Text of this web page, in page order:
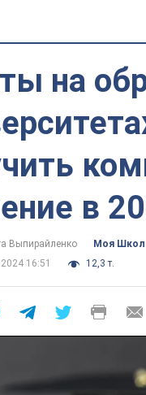
на
в
Выпирайленко
Моя
16:51
12,3 т.